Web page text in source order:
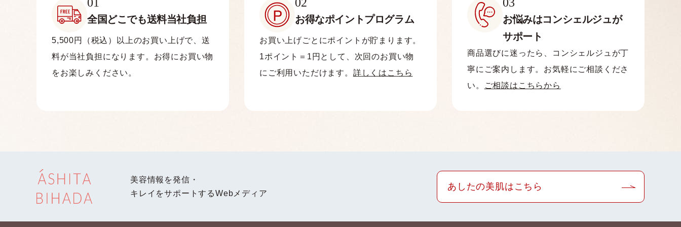
全国どこでも送料当社負担
5,500円（税込）以上のお買い上げで、送
料が当社負担になります。お得にお買い物
をお楽しみください。
お得なポイントプログラム
お買い上げごとにポイントが貯まります。
1ポイント＝1円として、次回のお買い物
にご利用いただけます。 詳しくはこちら
お悩みはコンシェルジュが
サポート
商品選びに迷ったら、コンシェルジュが丁
寧にご案内します。お気軽にご相談くださ
い。
ご相談はこちらから
美容情報を発信・
キレイをサポートするWebメディア
あしたの美肌はこちら